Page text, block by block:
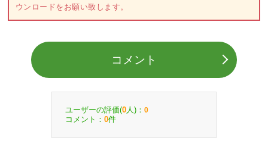
ウンロードをお願い致します。
コメント
ユーザーの評価(0 人)： 0
コメント： 0件